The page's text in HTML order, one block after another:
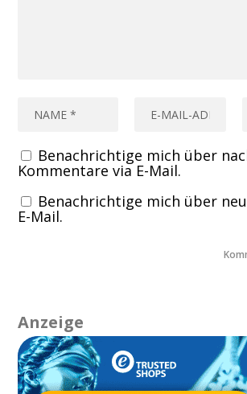
Benachrichtige mich über
Kommentare via E-Mail.
Benachrichtige mich über
E-Mail.
Anzeige